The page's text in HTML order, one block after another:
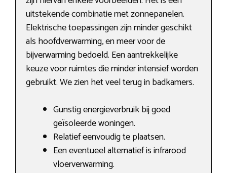
uitstekende combinatie met zonnepanelen.
Elektrische toepassingen zijn minder geschikt
als hoofdverwarming, en meer voor de
bijverwarming bedoeld. Een aantrekkelijke
keuze voor ruimtes die minder intensief worden
gebruikt. We zien het veel terug in badkamers.
Gunstig energieverbruik bij goed
geïsoleerde woningen.
Relatief eenvoudig te plaatsen.
Een eventueel alternatief is infrarood
vloerverwarming.